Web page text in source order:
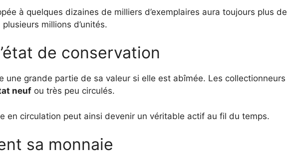
à quelques dizaines de milliers d’exemplaires aura toujours plus de
millions d’unités.
de conservation
une grande partie de sa valeur si elle est abîmée. Les collectionneurs
neuf ou très peu circulés.
en circulation peut ainsi devenir un véritable actif au fil du temps.
sa monnaie